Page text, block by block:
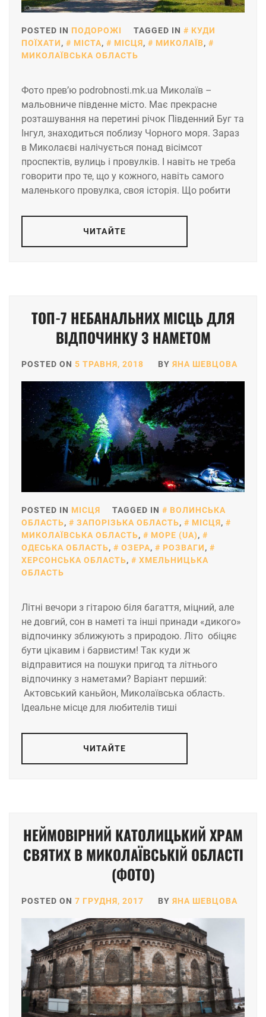
POSTED IN ПОДОРОЖІ TAGGED IN
КУДИ
ПОЇХАТИ, МІСТА, МІСЦЯ, МИКОЛАЇВ,
МИКОЛАЇВСЬКА ОБЛАСТЬ
Фото прев’ю podrobnosti.mk.ua Миколаїв –
мальовниче південне місто. Має прекрасне
розташування на перетині річок Південний Буг та
Інгул, знаходиться поблизу Чорного моря. Зараз
в Миколаєві налічується понад вісімсот
проспектів, вулиць і провулків. І навіть не треба
говорити про те, що у кожного, навіть самого
маленького провулка, своя історія. Що робити
ЧИТАЙТЕ
ТОП-7 НЕБАНАЛЬНИХ МІСЦЬ ДЛЯ
ВІДПОЧИНКУ З НАМЕТОМ
POSTED ON 5 ТРАВНЯ, 2018 BY ЯНА ШЕВЦОВА
POSTED IN МІСЦЯ TAGGED IN
ВОЛИНСЬКА
ОБЛАСТЬ, ЗАПОРІЗЬКА ОБЛАСТЬ, МІСЦЯ,
МИКОЛАЇВСЬКА ОБЛАСТЬ, МОРЕ (UA),
ОДЕСЬКА ОБЛАСТЬ, ОЗЕРА, РОЗВАГИ,
ХЕРСОНСЬКА ОБЛАСТЬ,
ХМЕЛЬНИЦЬКА
ОБЛАСТЬ
Літні вечори з гітарою біля багаття, міцний, але
не довгий, сон в наметі та інші принади «дикого»
відпочинку зближують з природою. Літо обіцяє
бути цікавим і барвистим! Так куди ж
відправитися на пошуки пригод та літнього
відпочинку з наметами? Варіант перший:
Актовський каньйон, Миколаївська область.
Ідеальне місце для любителів тиші
ЧИТАЙТЕ
НЕЙМОВІРНИЙ КАТОЛИЦЬКИЙ ХРАМ
СВЯТИХ В МИКОЛАЇВСЬКІЙ ОБЛАСТІ
(ФОТО)
POSTED ON 7 ГРУДНЯ, 2017 BY ЯНА ШЕВЦОВА